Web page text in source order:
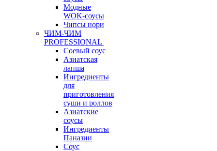
Модные
WOK-соусы
Чипсы нори
ЧИМ-ЧИМ
PROFESSIONAL
Соевый соус
Азиатская
лапша
Ингредиенты
для
приготовления
суши и роллов
Азиатские
соусы
Ингредиенты
Паназии
Соус